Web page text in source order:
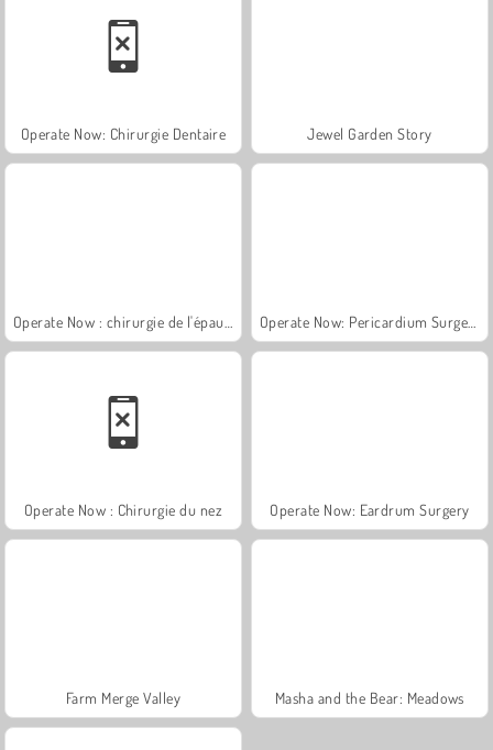
Operate Now: Chirurgie Dentaire Jewel Garden Story
Operate Now : Chirurgie du nez Operate Now: Eardrum Surgery
Farm Merge Valley Masha and the Bear: Meadows